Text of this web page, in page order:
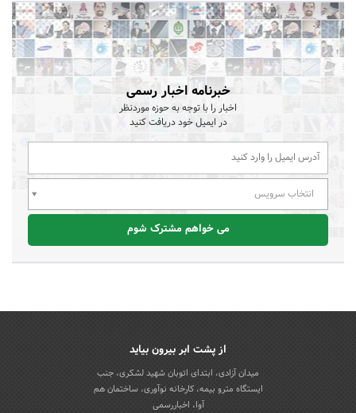
خبرنامه اخبار رسمی
اخبار را با توجه به حوزه موردنظر
در ایمیل خود دریافت کنید
انتخاب سرویس
می خواهم مشترک شوم
از پشت ابر بیرون بیاید
میدان آزادی، ابتدای اتوبان شهید لشکری، جنب
ایستگاه مترو بیمه، کارخانه نوآوری، ساختمان هم
آوا، اخباررسمی